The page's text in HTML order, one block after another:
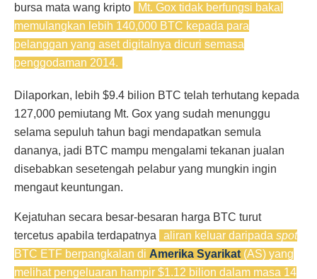
bursa mata wang kripto
Mt. Gox tidak berfungsi bakal
memulangkan lebih 140,000 BTC kepada para
pelanggan yang aset digitalnya dicuri semasa
penggodaman 2014.
Dilaporkan, lebih $9.4 bilion BTC telah terhutang kepada
127,000 pemiutang Mt. Gox yang sudah menunggu
selama sepuluh tahun bagi mendapatkan semula
dananya, jadi BTC mampu mengalami tekanan jualan
disebabkan sesetengah pelabur yang mungkin ingin
mengaut keuntungan.
Kejatuhan secara besar-besaran harga BTC turut
tercetus apabila terdapatnya
aliran keluar daripadaspot
BTC ETF berpangkalan di Amerika Syarikat (AS) yang
melihat pengeluaran hampir $1.12 bilion dalam masa 14